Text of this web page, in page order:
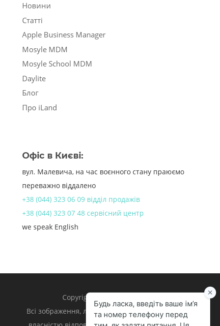
Новини
Статті
Apple Business Manager
Mosyle MDM
Mosyle School MDM
Daylite
Блог
Про iLand
Офіс в Києві:
вул. Малевича, на час воєнного стану праюємо
переважно віддалено
+38 (044) 323 06 09 відділ продажів
+38 (044) 323 07 48 сервісний центр
we speak English
Copyright 1998 – 2024 iLand.
Всі зображення, логотипи та торгівельні марки є